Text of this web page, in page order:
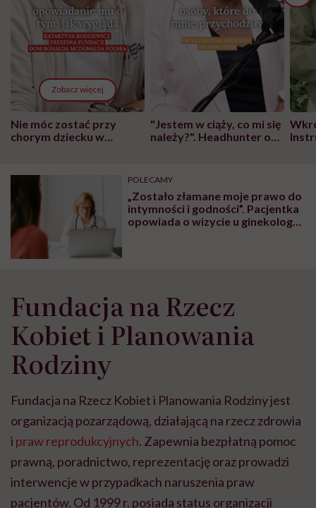
Zobacz więcej
Nie móc zostać przy
chorym dziecku w
może chyba tylko
wyobraźni"
"Jestem w ciąży, co mi się
należy?". Headhunter o
pracy
POLECAMY
„Zostało złamane moje prawo do
intymności i godności”. Pacjentka
opowiada o wizycie u ginekologa,
Fundacja na Rzecz
Kobiet i Planowania
Rodziny
Fundacja na Rzecz Kobiet i Planowania Rodziny jest
organizacją pozarządową, działającą na rzecz zdrowia
i praw reprodukcyjnych. Zapewnia bezpłatną pomoc
prawną, poradnictwo, reprezentację oraz prowadzi
interwencje w przypadkach naruszenia praw
pacjentów. Od 1999 r. posiada status organizacji